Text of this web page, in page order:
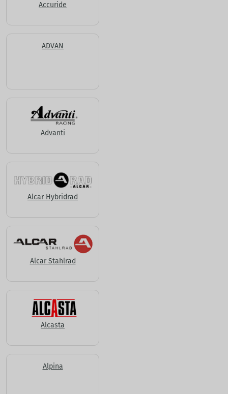
Accuride
ADVAN
Advanti
Alcar Hybridrad
Alcar Stahlrad
Alcasta
Alpina